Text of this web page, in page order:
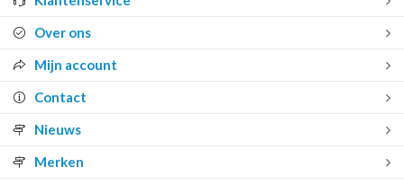
Over ons
Mijn account
Contact
Nieuws
Merken